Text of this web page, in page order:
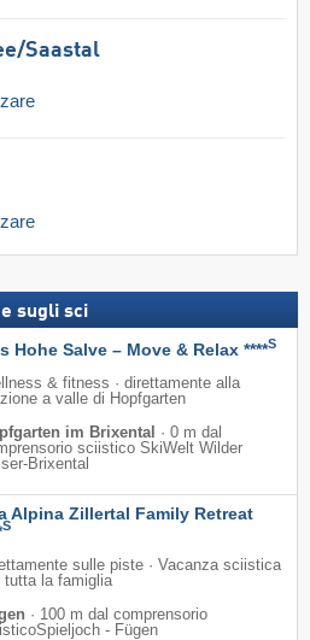
​Saastal
sugli sci
Hohe Salve – Move & Relax ****S
& fitness · direttamente alla
a valle di Hopfgarten
im Brixental
· 0 m dal
sciistico SkiWelt Wilder
Brixental
Alpina Zillertal Family Retreat
S
sulle piste · Vacanza sciistica
tutta la famiglia
· 100 m dal comprensorio
- Fügen